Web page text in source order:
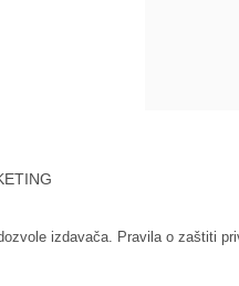
izdavača. Pravila o zaštiti